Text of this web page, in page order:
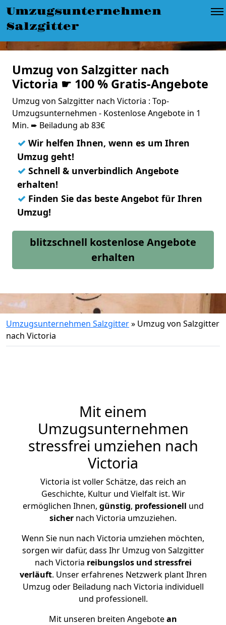
Umzugsunternehmen
Salzgitter
Umzug von Salzgitter nach
Victoria ☛ 100 % Gratis-Angebote
Umzug von Salzgitter nach Victoria : Top-
Umzugsunternehmen - Kostenlose Angebote in 1
Min. ➨ Beiladung ab 83€
✓ Wir helfen Ihnen, wenn es um Ihren
Umzug geht!
✓ Schnell & unverbindlich Angebote
erhalten!
✓ Finden Sie das beste Angebot für Ihren
Umzug!
blitzschnell kostenlose Angebote
erhalten
Umzugsunternehmen Salzgitter» Umzug von Salzgitter
nach Victoria
Mit einem
Umzugsunternehmen
stressfrei umziehen nach
Victoria
Victoria ist voller Schätze, das reich an
Geschichte, Kultur und Vielfalt ist. Wir
ermöglichen Ihnen, günstig, professionell und
sicher nach Victoria umzuziehen.
Wenn Sie nun nach Victoria umziehen möchten,
sorgen wir dafür, dass Ihr Umzug von Salzgitter
nach Victoria reibungslos und stressfrei
verläuft. Unser erfahrenes Netzwerk plant Ihren
Umzug oder Beiladung nach Victoria individuell
und professionell.
Mit unseren breiten Angebotean